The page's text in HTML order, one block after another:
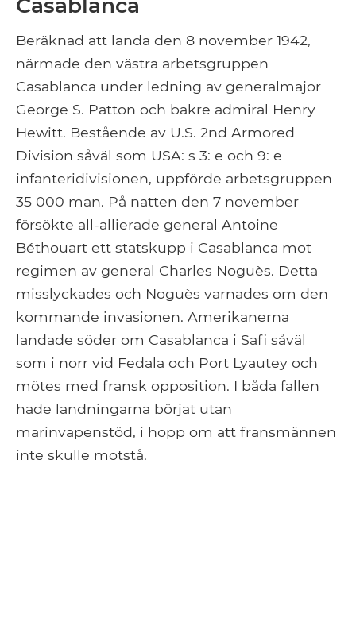
Beräknad att landa den 8 november 1942,
närmade den västra arbetsgruppen
Casablanca under ledning av generalmajor
George S. Patton och bakre admiral Henry
Hewitt. Bestående av U.S. 2nd Armored
Division såväl som USA: s 3: e och 9: e
infanteridivisionen, uppförde arbetsgruppen
35 000 man. På natten den 7 november
försökte all-allierade general Antoine
Béthouart ett statskupp i Casablanca mot
regimen av general Charles Noguès. Detta
misslyckades och Noguès varnades om den
kommande invasionen. Amerikanerna
landade söder om Casablanca i Safi såväl
som i norr vid Fedala och Port Lyautey och
mötes med fransk opposition. I båda fallen
hade landningarna börjat utan
marinvapenstöd, i hopp om att fransmännen
inte skulle motstå.